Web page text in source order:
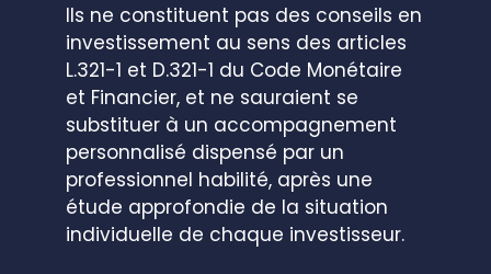
Ils ne constituent pas des conseils en
investissement au sens des articles
L.321-1 et D.321-1 du Code Monétaire
et Financier, et ne sauraient se
substituer à un accompagnement
personnalisé dispensé par un
professionnel habilité, après une
étude approfondie de la situation
individuelle de chaque investisseur.